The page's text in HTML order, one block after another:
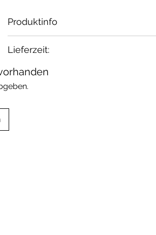
Produktinfo
Waschbar bei 30°C, nicht Trockner
geeignet.
Lieferzeit:
ab Lager